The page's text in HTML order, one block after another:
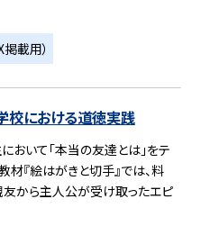
載用）
校における道徳実践
おいて「本当の友達とは」をテ
『絵はがきと切手』では、料
から主人公が受け取ったエピ